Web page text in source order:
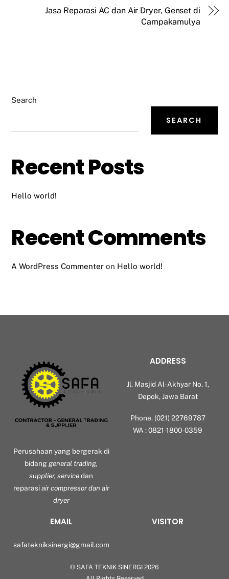
Jasa Reparasi AC dan Air Dryer, Genset di
Campakamulya
Search
SEARCH
Recent Posts
Hello world!
Recent Comments
A WordPress Commenter on Hello world!
Perusahaan yang bergerak di
bidang general trading,
supplier, servicedan
reparasiair compressor dan air
dryer
ADDRESS
Jl. Masjid Al-Akhyar No. 1,
Depok, Jawa Barat
Phone. (021) 22769787
WA : 0821-1800-0359
EMAIL
safatekniksinergi@gmail.com
VISITOR
© SAFA TEKNIK SINERGI 2026